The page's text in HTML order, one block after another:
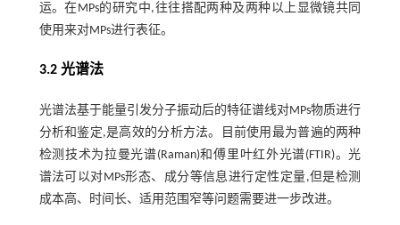
运。在MPs的研究中,往往搭配两种及两种以上显微镜共同
使用来对MPs进行表征。
3.2 光谱法
光谱法基于能量引发分子振动后的特征谱线对MPs物质进行
分析和鉴定,是高效的分析方法。目前使用最为普遍的两种
检测技术为拉曼光谱(Raman)和傅里叶红外光谱(FTIR)。光
谱法可以对MPs形态、成分等信息进行定性定量,但是检测
成本高、时间长、适用范围窄等问题需要进一步改进。